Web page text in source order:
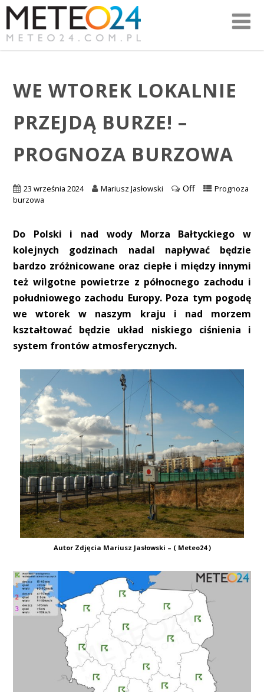
WE WTOREK LOKALNIE
PRZEJDĄ BURZE! –
PROGNOZA BURZOWA
23 września 2024 Mariusz Jasłowski Off
Prognoza
burzowa
Do Polski i nad wody Morza Bałtyckiego w
kolejnych godzinach nadal napływać będzie
bardzo zróżnicowane oraz ciepłe i między innymi
też wilgotne powietrze z północnego zachodu i
południowego zachodu Europy. Poza tym pogodę
we wtorek w naszym kraju i nad morzem
kształtować będzie układ niskiego ciśnienia i
system frontów atmosferycznych.
Autor Zdjęcia Mariusz Jasłowski – ( Meteo24 )